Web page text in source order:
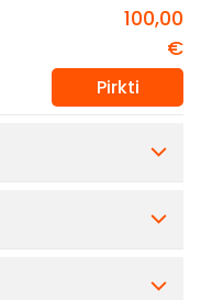
100,00
€
Pirkti